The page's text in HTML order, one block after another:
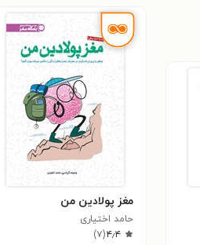
مغز پولادین من
حامد اختیاری
۴٫۴(۷)